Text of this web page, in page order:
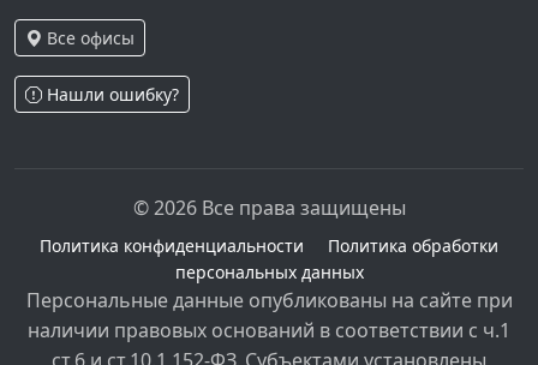
Все офисы
Нашли ошибку?
© 2026 Все права защищены
Политика конфиденциальности
Политика обработки
персональных данных
Персональные данные опубликованы на сайте при
наличии правовых оснований в соответствии с ч.1